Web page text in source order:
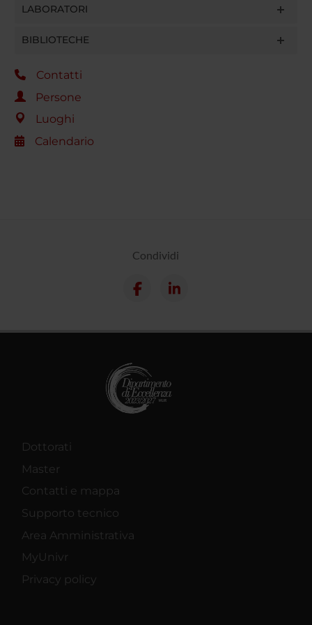
LABORATORI
BIBLIOTECHE
Contatti
Persone
Luoghi
Calendario
Condividi
Dottorati
Master
Contatti e mappa
Supporto tecnico
Area Amministrativa
MyUnivr
Privacy policy